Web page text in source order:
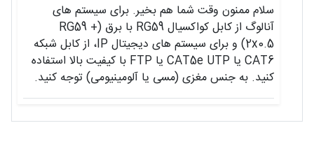
سلام ممنون وقت شما هم بخیر. برای سیستم‌ های
آنالوگ از کابل کواکسیال RG59 با برق (RG59 +
2x0.5) و برای سیستم‌ های دیجیتال IP، از کابل شبکه
CAT6 یا CAT5e UTP یا FTP با کیفیت بالا استفاده
کنید. به جنس مغزی (مسی یا آلومینیومی) توجه کنید.